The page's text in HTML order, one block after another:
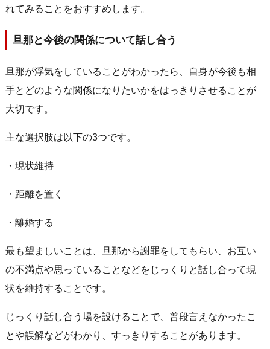
れてみることをおすすめします。
旦那と今後の関係について話し合う
旦那が浮気をしていることがわかったら、自身が今後も相
手とどのような関係になりたいかをはっきりさせることが
大切です。
主な選択肢は以下の3つです。
・現状維持
・距離を置く
・離婚する
最も望ましいことは、旦那から謝罪をしてもらい、お互い
の不満点や思っていることなどをじっくりと話し合って現
状を維持することです。
じっくり話し合う場を設けることで、普段言えなかったこ
とや誤解などがわかり、すっきりすることがあります。